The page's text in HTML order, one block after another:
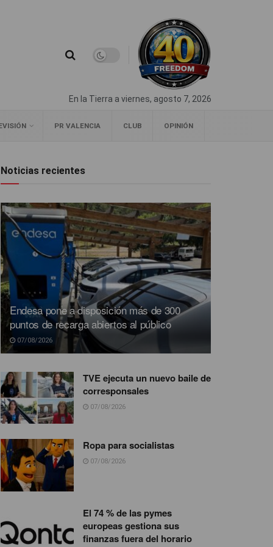
En la Tierra a viernes, agosto 7, 2026
PR VALENCIA CLUB OPINIÓN
Noticias recientes
Endesa pone a disposición más de 300
puntos de recarga abiertos al público
07/08/2026
TVE ejecuta un nuevo baile de
corresponsales
07/08/2026
Ropa para socialistas
07/08/2026
El 74 % de las pymes
europeas gestiona sus
finanzas fuera del horario